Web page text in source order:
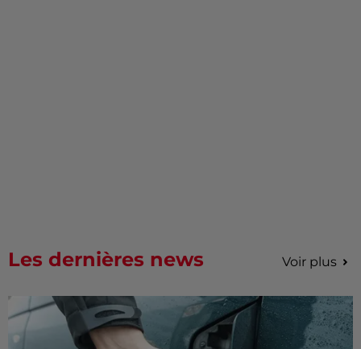
Les dernières news Voir plus